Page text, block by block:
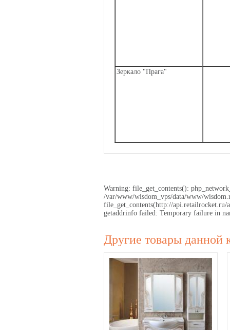
Зеркало "Прага"
Warning: file_get_contents():
/var/www/wisdom_vps/data/www/
file_get_contents(http://api.retailrocket.ru/
getaddrinfo failed: Temporary failure in
Другие товары данной